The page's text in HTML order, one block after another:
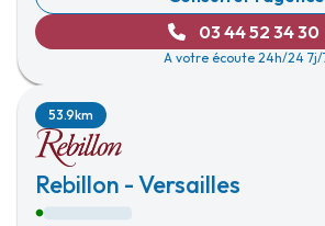
03 44 52 34 30
A votre écoute 24h/24 7j/
Rebillon - Versailles
53.9km